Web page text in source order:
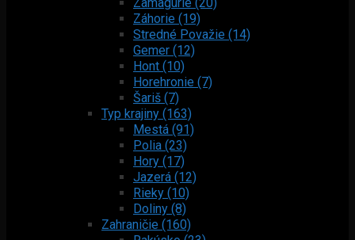
Záhorie (19)
Stredné Považie (14)
Gemer (12)
Hont (10)
Horehronie (7)
Šariš (7)
Typ krajiny (163)
Mestá (91)
Polia (23)
Hory (17)
Jazerá (12)
Rieky (10)
Doliny (8)
Zahraničie (160)